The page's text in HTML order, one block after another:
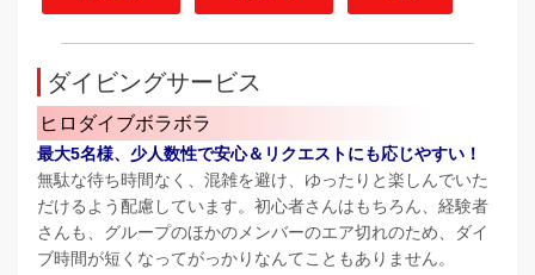
ダイビングサービス
ヒロダイブボラボラ
最大5名様、少人数性で安心＆リクエストにも応じやすい！
無駄な待ち時間なく、混雑を避け、ゆったりと楽しんでいた
だけるよう配慮しています。初心者さんはもちろん、経験者
さんも、グループのほかのメンバーのエア切れのため、ダイ
ブ時間が短くなってがっかりなんてこともありません。